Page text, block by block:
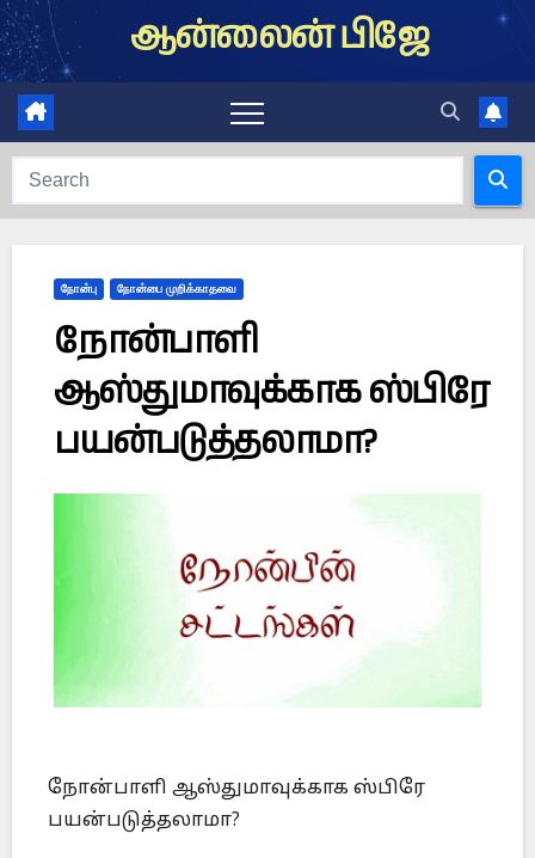
Skip
to
content
ஆன்லைன் பிஜே
நோன்பு நோன்பை முறிக்காதவை
நோன்பாளி
ஆஸ்துமாவுக்காக ஸ்பிரே
பயன்படுத்தலாமா?
நோன்பாளி ஆஸ்துமாவுக்காக ஸ்பிரே
பயன்படுத்தலாமா?